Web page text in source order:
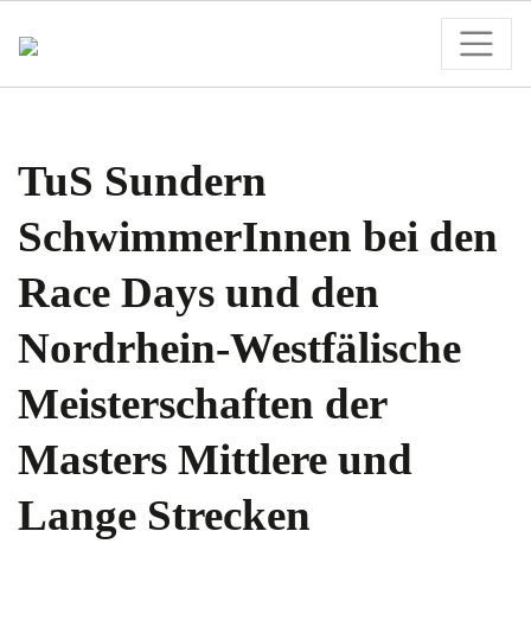
TuS Sundern
SchwimmerInnen bei den
Race Days und den
Nordrhein-Westfälische
Meisterschaften der
Masters Mittlere und
Lange Strecken